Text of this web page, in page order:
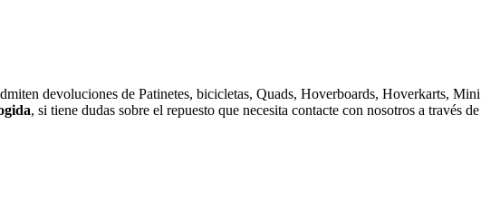
devoluciones de Patinetes, bicicletas, Quads, Hoverboards, Hoverkarts, Mini
, si tiene dudas sobre el repuesto que necesita contacte con nosotros a través de